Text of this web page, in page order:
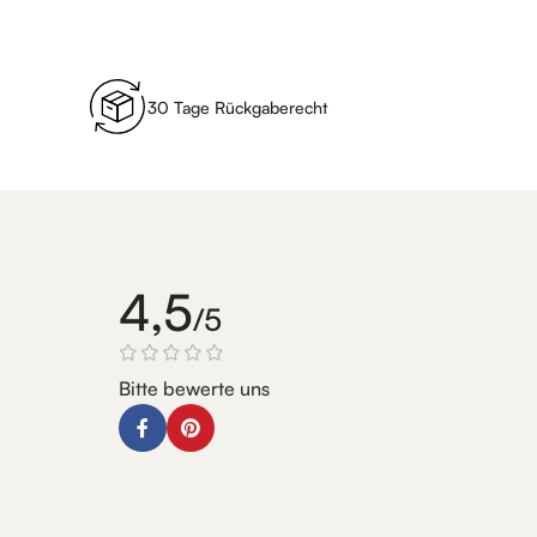
30 Tage Rückgaberecht
4,5/5
Bitte bewerte uns